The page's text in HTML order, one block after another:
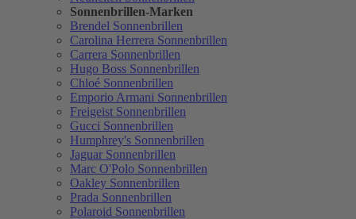
Sonnenbrillen-Marken
Brendel Sonnenbrillen
Carolina Herrera Sonnenbrillen
Carrera Sonnenbrillen
Hugo Boss Sonnenbrillen
Chloé Sonnenbrillen
Emporio Armani Sonnenbrillen
Freigeist Sonnenbrillen
Gucci Sonnenbrillen
Humphrey's Sonnenbrillen
Jaguar Sonnenbrillen
Marc O'Polo Sonnenbrillen
Oakley Sonnenbrillen
Prada Sonnenbrillen
Polaroid Sonnenbrillen